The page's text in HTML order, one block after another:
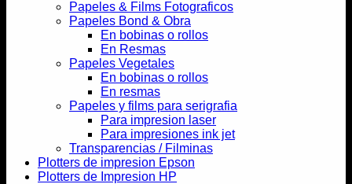
Papeles & Films Fotograficos
Papeles Bond & Obra
En bobinas o rollos
En Resmas
Papeles Vegetales
En bobinas o rollos
En resmas
Papeles y films para serigrafia
Para impresion laser
Para impresiones ink jet
Transparencias / Filminas
Plotters de impresion Epson
Plotters de Impresion HP